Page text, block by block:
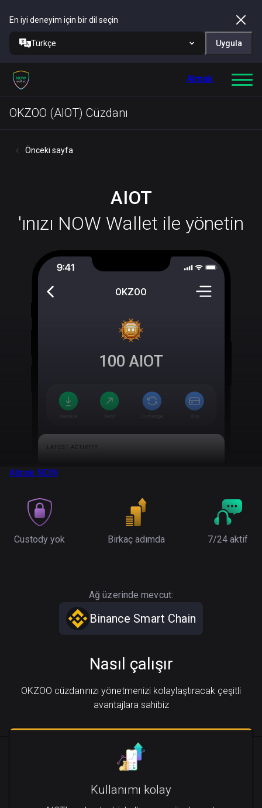
En iyi deneyim için bir dil seçin
Türkçe Uygula
Almak
OKZOO (AIOT) Cüzdanı
Önceki sayfa
AIOT
'ınızı NOW Wallet ile yönetin
OKZOO
100 AIOT
Almak NOW
Custody yok Birkaç adımda 7/24 aktif
Ağ üzerinde mevcut:
Binance Smart Chain
Nasıl çalışır
OKZOO cüzdanınızı yönetmenizi kolaylaştıracak çeşitli
avantajlara sahibiz
Kullanımı kolay